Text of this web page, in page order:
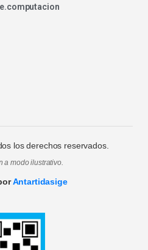
los derechos reservados.
a modo ilustrativo.
Antartidasige